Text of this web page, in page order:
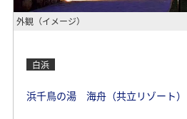
外観（イメージ）
白浜
浜千鳥の湯 海舟（共立リゾート）